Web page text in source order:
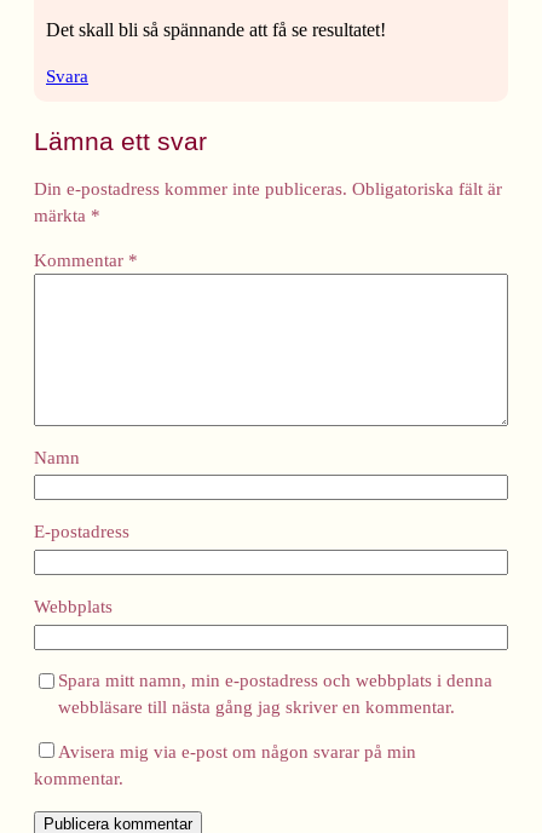
Det skall bli så spännande att få se resultatet!
Svara
Lämna ett svar
Din e-postadress kommer inte publiceras. Obligatoriska fält är
märkta *
Kommentar *
Namn
E-postadress
Webbplats
Spara mitt namn, min e-postadress och webbplats i denna
webbläsare till nästa gång jag skriver en kommentar.
Avisera mig via e-post om någon svarar på min
kommentar.